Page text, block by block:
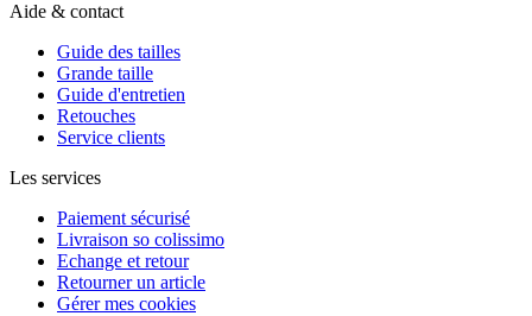
Aide & contact
Guide des tailles
Grande taille
Guide d'entretien
Retouches
Service clients
Les services
Paiement sécurisé
Livraison so colissimo
Echange et retour
Retourner un article
Gérer mes cookies